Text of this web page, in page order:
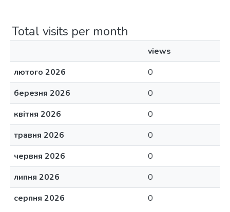
Total visits per month
views
лютого 2026
0
березня 2026
0
квітня 2026
0
травня 2026
0
червня 2026
0
липня 2026
0
серпня 2026
0